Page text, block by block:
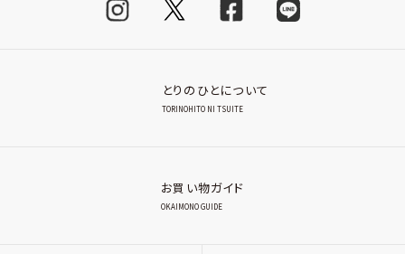
とりのひとについて
TORINOHITO NI TSUITE
お買い物ガイド
OKAIMONO GUIDE